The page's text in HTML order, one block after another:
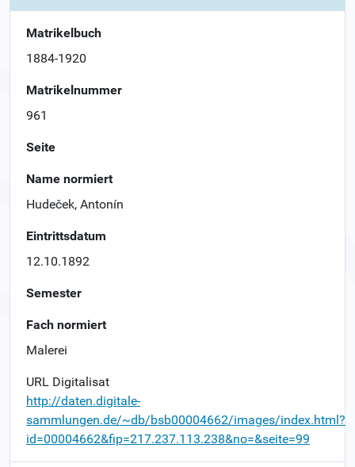
Matrikelbuch
1884-1920
Matrikelnummer
961
Seite
Name normiert
Hudeček, Antonín
Eintrittsdatum
12.10.1892
Semester
Fach normiert
Malerei
URL Digitalisat
http://daten.digitale-
sammlungen.de/~db/bsb00004662/images/index.html?
id=00004662&fip=217.237.113.238&no=&seite=99